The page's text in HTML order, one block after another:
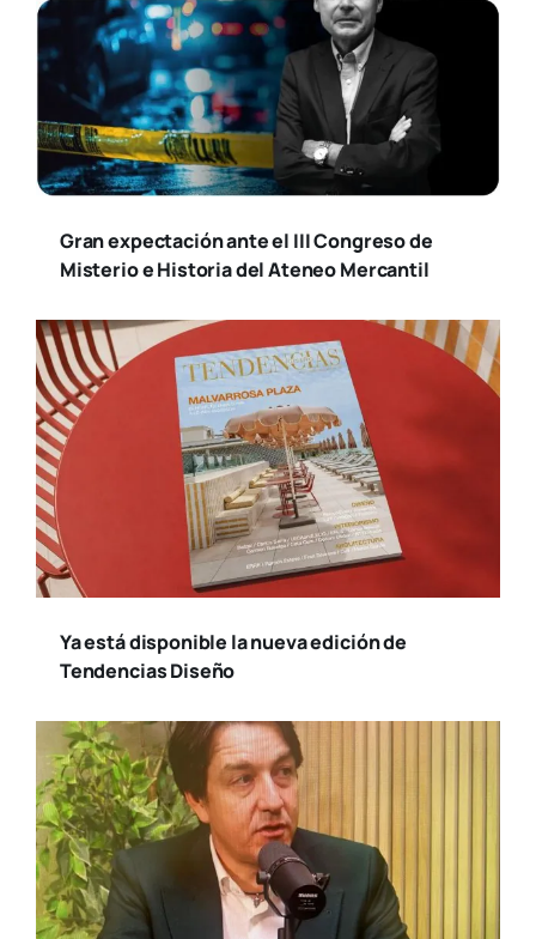
Gran expectación ante el III Congreso de
Misterio e Historia del Ateneo Mercantil
Ya está disponible la nueva edición de
Tendencias Diseño